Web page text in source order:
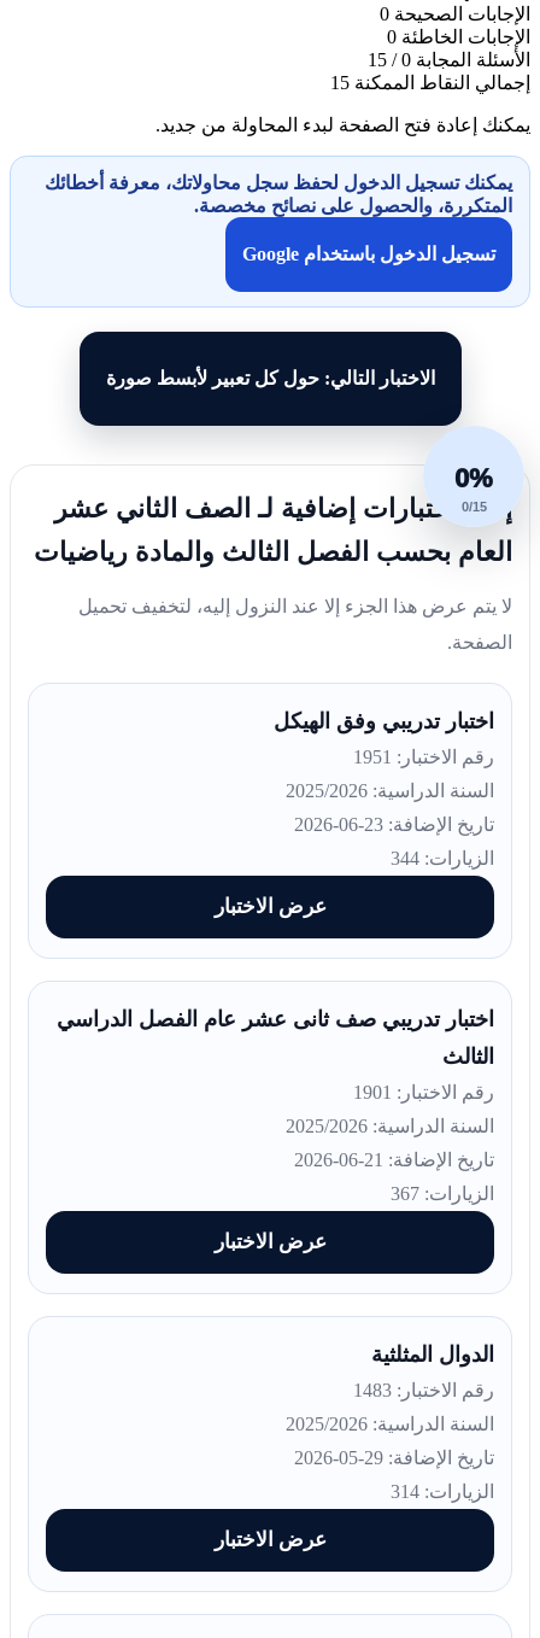
الإجابات الصحيحة 0
الإجابات الخاطئة 0
الأسئلة المجابة 0 / 15
إجمالي النقاط الممكنة 15
يمكنك إعادة فتح الصفحة لبدء المحاولة من جديد.
يمكنك تسجيل الدخول لحفظ سجل محاولاتك، معرفة أخطائك
المتكررة، والحصول على نصائح مخصصة.
تسجيل الدخول باستخدام Google
الاختبار التالي: حول كل تعبير لأبسط صورة
0%
0/15
إليك اختبارات إضافية لـ الصف الثاني عشر
العام بحسب الفصل الثالث والمادة رياضيات
لا يتم عرض هذا الجزء إلا عند النزول إليه، لتخفيف تحميل
الصفحة.
اختبار تدريبي وفق الهيكل
رقم الاختبار: 1951
السنة الدراسية: 2025/2026
تاريخ الإضافة: 23-06-2026
الزيارات: 344
عرض الاختبار
اختبار تدريبي صف ثانى عشر عام الفصل الدراسي
الثالث
رقم الاختبار: 1901
السنة الدراسية: 2025/2026
تاريخ الإضافة: 21-06-2026
الزيارات: 367
عرض الاختبار
الدوال المثلثية
رقم الاختبار: 1483
السنة الدراسية: 2025/2026
تاريخ الإضافة: 29-05-2026
الزيارات: 314
عرض الاختبار